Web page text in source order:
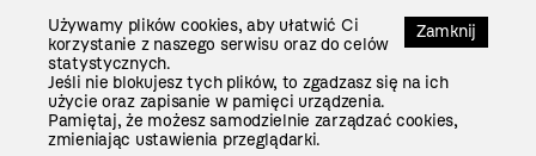
Zamknij
Używamy plików cookies, aby ułatwić Ci
korzystanie z naszego serwisu oraz do celów
statystycznych.
Jeśli nie blokujesz tych plików, to zgadzasz się na ich
użycie oraz zapisanie w pamięci urządzenia.
Pamiętaj, że możesz samodzielnie zarządzać cookies,
zmieniając ustawienia przeglądarki.